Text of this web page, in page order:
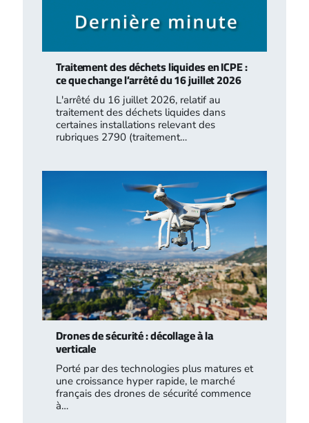
Traitement des déchets liquides en ICPE :
ce que change l’arrêté du 16 juillet 2026
L'arrêté du 16 juillet 2026, relatif au
traitement des déchets liquides dans
certaines installations relevant des
rubriques 2790 (traitement…
Drones de sécurité : décollage à la
verticale
Porté par des technologies plus matures et
une croissance hyper rapide, le marché
français des drones de sécurité commence
à…